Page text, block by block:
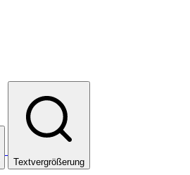
Textvergrößerung